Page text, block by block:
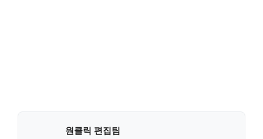
원클릭 편집팀